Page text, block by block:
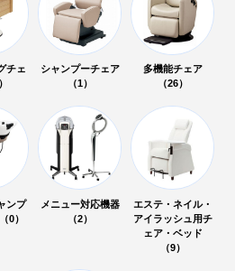
チェ
シャンプーチェア
（1）
多機能チェア
（26）
ンプ
0）
メニュー対応機器
（2）
エステ・ネイル・
アイラッシュ用チ
ェア・ベッド
（9）